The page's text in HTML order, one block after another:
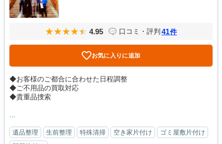
4.95 口コミ・評判 41件
お気に入りに追加
◆お客様のご都合に合わせた日程調整
◆ご不用品の買取対応
◆貴重品捜索
遺品整理 生前整理 特殊清掃 空き家片付け
ゴミ屋敷片付け